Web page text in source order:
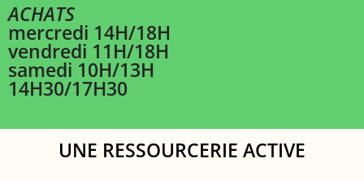
ACHATS
mercredi 14H/18H
vendredi 11H/18H
samedi 10H/13H
14H30/17H30
UNE RESSOURCERIE ACTIVE